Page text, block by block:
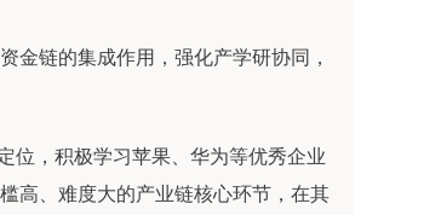
金链的集成作用，强化产学研协同，
位，积极学习苹果、华为等优秀企业
高、难度大的产业链核心环节，在其